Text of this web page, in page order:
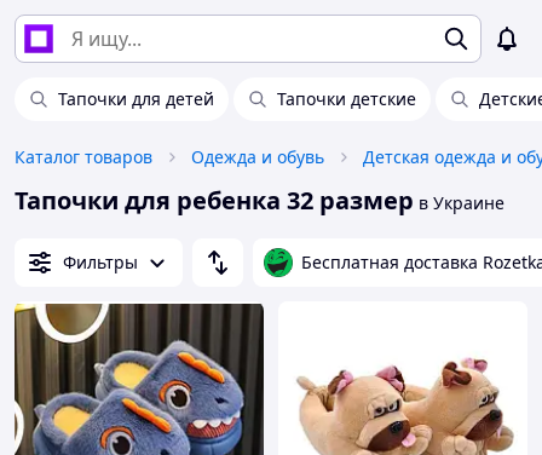
Тапочки для детей Тапочки детские
Каталог товаров Одежда и обувь Детская одежда и
Тапочки для ребенка 32 размер в Украине
Фильтры Бесплатная доставка